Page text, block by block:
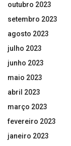
outubro 2023
setembro 2023
agosto 2023
julho 2023
junho 2023
maio 2023
abril 2023
março 2023
fevereiro 2023
janeiro 2023